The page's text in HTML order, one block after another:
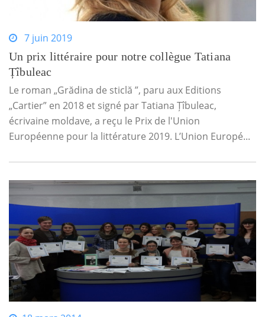
7 juin 2019
Un prix littéraire pour notre collègue Tatiana
Țîbuleac
Le roman „Grădina de sticlă ”, paru aux Editions
„Cartier” en 2018 et signé par Tatiana Țîbuleac,
écrivaine moldave, a reçu le Prix de l'Union
Européenne pour la littérature 2019. L’Union Europé...